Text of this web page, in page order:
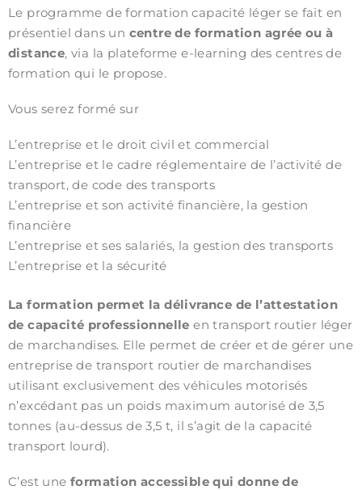
Le programme de formation capacité léger se fait en
présentiel dans un centre de formation agrée ou à
distance, via la plateforme e-learning des centres de
formation qui le propose.
Vous serez formé sur
L’entreprise et le droit civil et commercial
L’entreprise et le cadre réglementaire de l’activité de
transport, de code des transports
L’entreprise et son activité financière, la gestion
financière
L’entreprise et ses salariés, la gestion des transports
L’entreprise et la sécurité
La formation permet la délivrance de l’attestation
de capacité professionnelle en transport routier léger
de marchandises. Elle permet de créer et de gérer une
entreprise de transport routier de marchandises
utilisant exclusivement des véhicules motorisés
n’excédant pas un poids maximum autorisé de 3,5
tonnes (au-dessus de 3,5 t, il s’agit de la capacité
transport lourd).
C’est une formation accessible qui donne de